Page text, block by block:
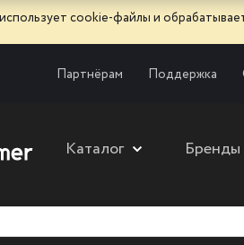
сооkie-файлы и
Партнёрам Поддержка
Каталог Бренды